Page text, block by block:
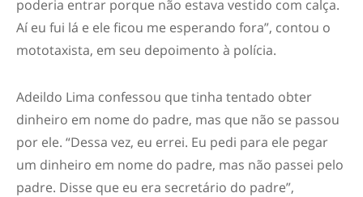
poderia entrar porque não estava vestido com calça.
Aí eu fui lá e ele ficou me esperando fora”, contou o
mototaxista, em seu depoimento à polícia.
Adeildo Lima confessou que tinha tentado obter
dinheiro em nome do padre, mas que não se passou
por ele. “Dessa vez, eu errei. Eu pedi para ele pegar
um dinheiro em nome do padre, mas não passei pelo
padre. Disse que eu era secretário do padre”,